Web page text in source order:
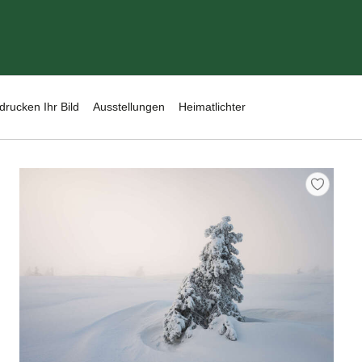
Ihr Bild Ausstellungen Heimatlichter